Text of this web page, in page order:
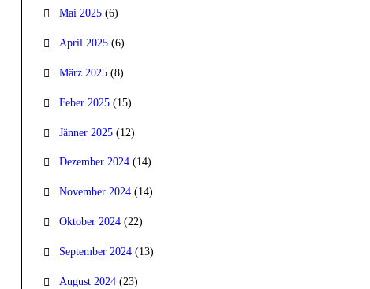
Mai 2025(6)
April 2025(6)
März 2025(8)
Feber 2025(15)
Jänner 2025(12)
Dezember 2024(14)
November 2024(14)
Oktober 2024(22)
September 2024(13)
August 2024(23)